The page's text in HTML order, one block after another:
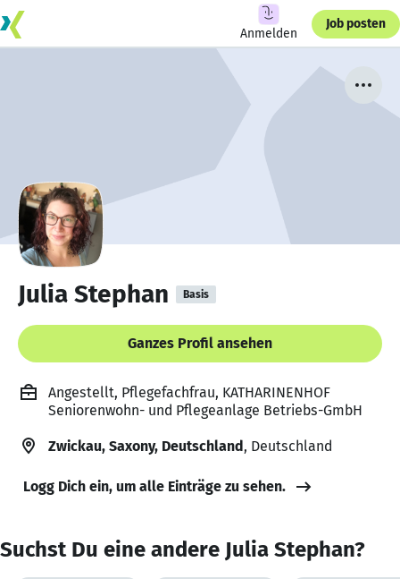
Anmelden
Job posten
Julia Stephan Basis
Ganzes Profil ansehen
Angestellt, Pflegefachfrau, KATHARINENHOF
Seniorenwohn- und Pflegeanlage Betriebs-GmbH
Zwickau, Saxony, Deutschland, Deutschland
Logg Dich ein, um alle Einträge zu sehen.
Suchst Du eine andere Julia Stephan?